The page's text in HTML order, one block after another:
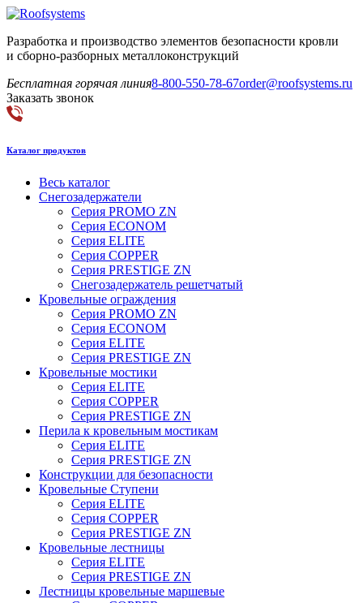
Разработка и производство элементов безопасности кровли
и сборно-разборных металлоконструкций
Бесплатная горячая линия8-800-550-78-67order@roofsystems.ru
Заказать звонок
Каталог продуктов
Весь каталог
Снегозадержатели
Серия PROMO ZN
Серия ECONOM
Серия ELITE
Серия COPPER
Серия PRESTIGE ZN
Снегозадержатель решетчатый
Кровельные ограждения
Серия PROMO ZN
Серия ECONOM
Серия ELITE
Серия PRESTIGE ZN
Кровельные мостики
Серия ELITE
Серия COPPER
Серия PRESTIGE ZN
Перила к кровельным мостикам
Серия ELITE
Серия PRESTIGE ZN
Конструкции для безопасности
Кровельные Ступени
Серия ELITE
Серия COPPER
Серия PRESTIGE ZN
Кровельные лестницы
Серия ELITE
Серия PRESTIGE ZN
Лестницы кровельные маршевые